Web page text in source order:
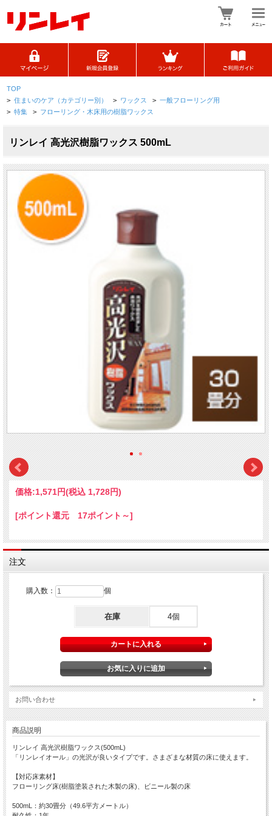
TOP
> 住まいのケア（カテゴリー別） > ワックス > 一般フローリング用
> 特集 > フローリング・木床用の樹脂ワックス
リンレイ 高光沢樹脂ワックス 500mL
価格:1,571円(税込 1,728円)
[ポイント還元 17ポイント～]
注文
購入数： 個
在庫 4個
お問い合わせ
商品説明
リンレイ 高光沢樹脂ワックス(500mL)
「リンレイオール」の光沢が良いタイプです。さまざまな材質の床に使えます。
【対応床素材】
フローリング床(樹脂塗装された木製の床)、ビニール製の床
500mL：約30畳分（49.6平方メートル）